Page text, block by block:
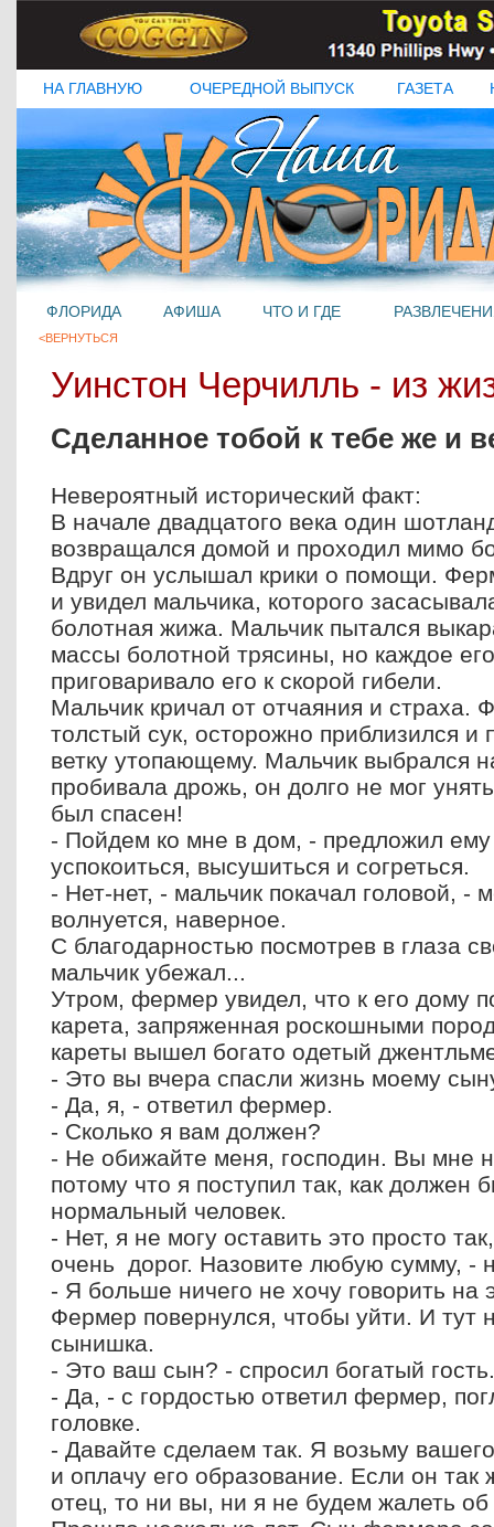
НА ГЛАВНУЮ ОЧЕРЕДНОЙ ВЫПУСК ГАЗЕТА
ФЛОРИДА АФИША ЧТО И ГДЕ
<ВЕРНУТЬСЯ
Уинстон Черчилль - из
Сделанное тобой к тебе же и
Невероятный исторический факт:
В начале двадцатого века один
возвращался домой и проходил мимо
Вдруг он услышал крики о помощи.
и увидел мальчика, которого
болотная жижа. Мальчик пытался
массы болотной трясины, но каждое
приговаривало его к скорой гибели.
Мальчик кричал от отчаяния и страха.
толстый сук, осторожно приблизился и
ветку утопающему. Мальчик выбрался
пробивала дрожь, он долго не мог
был спасен!
- Пойдем ко мне в дом, - предложил
успокоиться, высушиться и согреться.
- Нет-нет, - мальчик покачал головой, -
волнуется, наверное.
С благодарностью посмотрев в глаза
мальчик убежал...
Утром, фермер увидел, что к его дому
карета, запряженная роскошными
кареты вышел богато одетый
- Это вы вчера спасли жизнь моему
- Да, я, - ответил фермер.
- Сколько я вам должен?
- Не обижайте меня, господин. Вы мне
потому что я поступил так, как должен
нормальный человек.
- Нет, я не могу оставить это просто
очень дорог. Назовите любую сумму, -
- Я больше ничего не хочу говорить на
Фермер повернулся, чтобы уйти. И тут
сынишка.
- Это ваш сын? - спросил богатый гость.
- Да, - с гордостью ответил фермер,
головке.
- Давайте сделаем так. Я возьму
и оплачу его образование. Если он так
отец, то ни вы, ни я не будем жалеть